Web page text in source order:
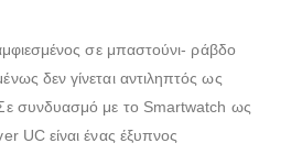
σε μπαστούνι- ράβδο
δεν γίνεται αντιληπτός ως
συνδυασμό με το Smartwatch ως
UC είναι ένας έξυπνος